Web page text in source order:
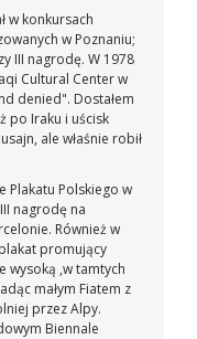
w konkursach
w Poznaniu;
III nagrodę. W 1978
Cultural Center w
denied". Dostałem
po Iraku i uścisk
ale właśnie robił
Plakatu Polskiego w
nagrodę na
Również w
promujący
wysoką ,w tamtych
małym Fiatem z
przez Alpy.
Biennale